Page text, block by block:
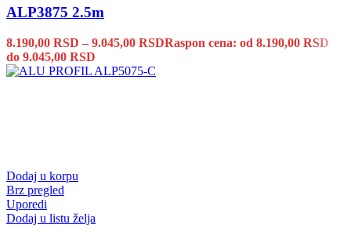
ALP3875 2.5m
8.190,00 RSD – 9.045,00 RSDRaspon cena: od 8.190,00 RSD
do 9.045,00 RSD
Dodaj u korpu
Brz pregled
Uporedi
Dodaj u listu želja